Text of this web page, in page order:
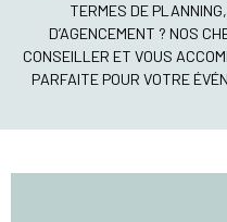
TERMES DE
D’AGENCEMENT ? NOS
CONSEILLER ET VOUS
PARFAITE POUR VOTRE